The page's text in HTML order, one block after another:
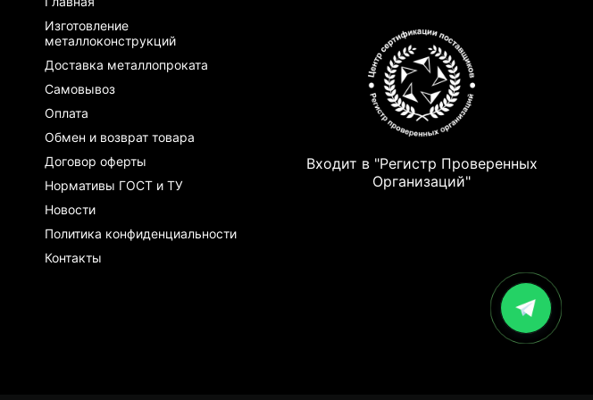
Изготовление
металлоконструкций
Доставка металлопроката
Самовывоз
Оплата
Обмен и возврат товара
Договор оферты
Нормативы ГОСТ и ТУ
Новости
Политика конфиденциальности
Контакты
Входит в "Регистр Проверенных
Организаций"